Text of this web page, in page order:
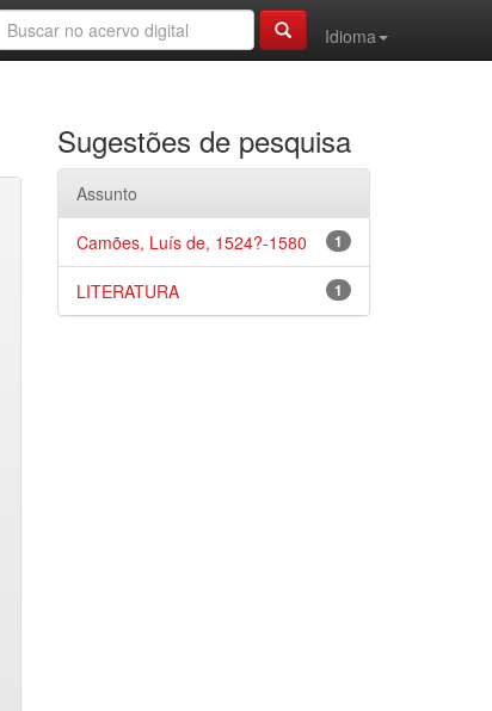
Idioma
Sugestões de pesquisa
Assunto
1
Camões, Luís de, 1524?-1580
1
LITERATURA